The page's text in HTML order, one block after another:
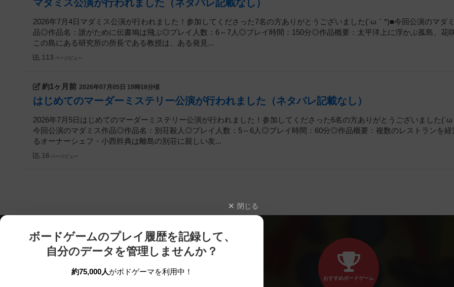
マダミス公演が行われました（ネタバレ記載なし）
2026年7月4日マダミス公演が行われました！参加してくださった7名の方ありがとうございました(´ω｀*)■今回公演のマダ
品◎作品名：誰がために伝書鳩は飛ぶ◎プレイ人数：6～7人◎プレイ時間：150分◎作品概要：太平洋上に浮かぶ孤島、花
この島にある研究所の所長である教授は、ある発見...
113 ページビュー
約1ヶ月前 2026年07月05日 19時18分頃
はじめてのマーダーミステリー公演が行われました（ネタバレ記載なし）
2026年7月5日はじめてのマーダーミステリー公演が行われました！参加してくださった6名の方ありがとうございました
今回公演のマダミス作品◎作品名：別荘殺人◎プレイ人数：5～6人◎プレイ時間：60分◎作品概要：複数のレストランを経
るオーナーシェフ・小西幹典は離島の別荘に親しい友...
16 ページビュー
閉じる
ボードゲームのプレイ履歴を記録して、
自分のデータを管理しませんか？
約75,000人がボドゲーマを利用中！
おすすめボードゲーム